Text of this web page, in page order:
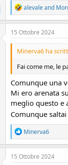
R
e
a
c
o
s
alevaleand
15 Ottobre 2024
Minerva6 ha
Fai come me, le
Comunque una
Mi ero arenata
meglio questo e
Comunque
R
e
a
c
Minerva6
15 Ottobre 2024